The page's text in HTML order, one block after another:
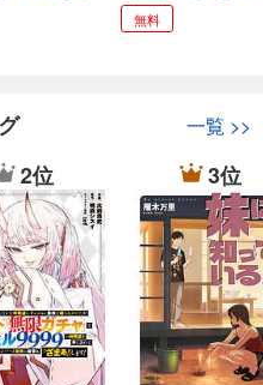
無料
一覧 >>
2位 3位